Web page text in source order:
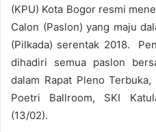
(KPU) Kota Bogor resmi
Calon (Paslon) yang maju
(Pilkada) serentak 2018.
dihadiri semua paslon
dalam Rapat Pleno
Poetri Ballroom, SKI
(13/02).